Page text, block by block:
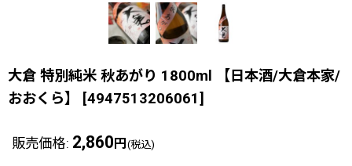
大倉 特別純米 秋あがり 1800ml 【日本酒/大倉本家/
おおくら】
[4947513206061]
販売価格: 2,860 円 (税込)